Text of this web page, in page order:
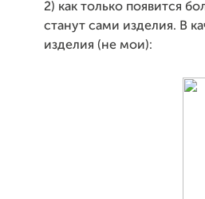
2) как только появится
станут сами изделия. В
изделия (не мои):